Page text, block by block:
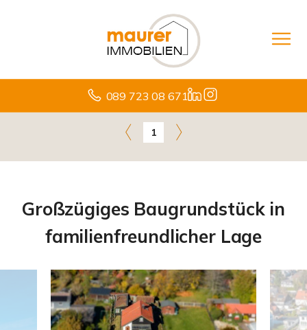
089 723 08 671
1
Großzügiges Baugrundstück in
familienfreundlicher Lage